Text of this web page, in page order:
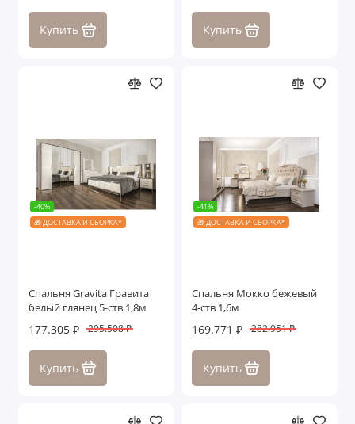
Купить Купить
-40%
🎁 ДОСТАВКА И СБОРКА*
Спальня Gravita Гравита
белый глянец 5-ств 1,8м
177.305 ₽ 295.508 ₽
Купить
-41%
🎁 ДОСТАВКА И СБОРКА*
Спальня Мокко бежевый
4-ств 1,6м
169.771 ₽ 282.951 ₽
Купить